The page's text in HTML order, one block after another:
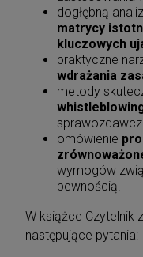
dogłębną
matrycy
kluczowych
praktyczne
wdrażania
metody
omówienie
wymogów
pewnością.
W książce Czytelnik
następujące pytania: